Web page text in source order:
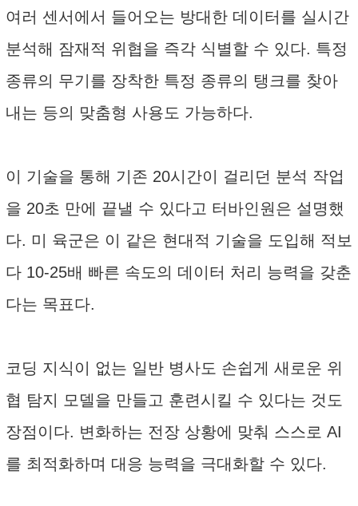
여러 센서에서 들어오는 방대한 데이터를 실시간
분석해 잠재적 위협을 즉각 식별할 수 있다. 특정
종류의 무기를 장착한 특정 종류의 탱크를 찾아
내는 등의 맞춤형 사용도 가능하다.
이 기술을 통해 기존 20시간이 걸리던 분석 작업
을 20초 만에 끝낼 수 있다고 터바인원은 설명했
다. 미 육군은 이 같은 현대적 기술을 도입해 적보
다 10-25배 빠른 속도의 데이터 처리 능력을 갖춘
다는 목표다.
코딩 지식이 없는 일반 병사도 손쉽게 새로운 위
협 탐지 모델을 만들고 훈련시킬 수 있다는 것도
장점이다. 변화하는 전장 상황에 맞춰 스스로 AI
를 최적화하며 대응 능력을 극대화할 수 있다.